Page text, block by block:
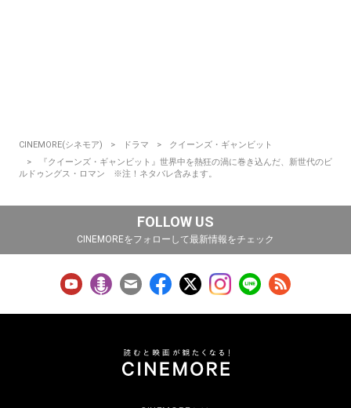
CINEMORE(シネモア) ドラマ
クイーンズ・ギャンビット
『クイーンズ・ギャンビット』世界中を熱狂の渦に巻き込んだ、新世代のビ
ルドゥングス・ロマン ※注！ネタバレ含みます。
FOLLOW US
CINEMOREをフォローして最新情報をチェック